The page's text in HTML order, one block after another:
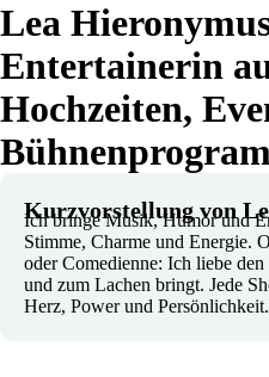
Lea
Entertainerin
Hochzeiten,
Kurzvorstellung von
Ich bringe Musik, Humor und
Stimme, Charme und Energie.
oder Comedienne: Ich liebe
und zum Lachen bringt. Jede
Herz, Power und Persönlichkeit.